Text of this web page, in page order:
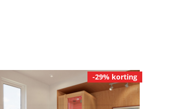
-29% korting